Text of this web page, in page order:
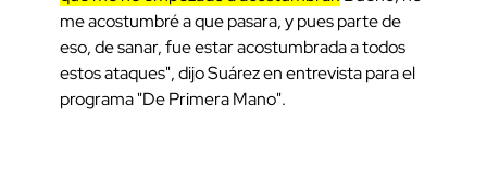
me acostumbré a que pasara, y pues parte de
eso, de sanar, fue estar acostumbrada a todos
estos ataques", dijo Suárez en entrevista para el
programa "De Primera Mano".